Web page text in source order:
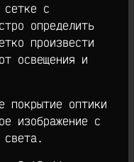
сетке с
определить
произвести
освещения и
покрытие оптики
изображение с
света.